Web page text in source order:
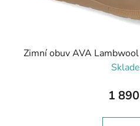
Zimní obuv AVA
1